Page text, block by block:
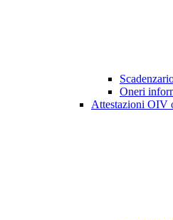
Oneri
Attestazioni OIV